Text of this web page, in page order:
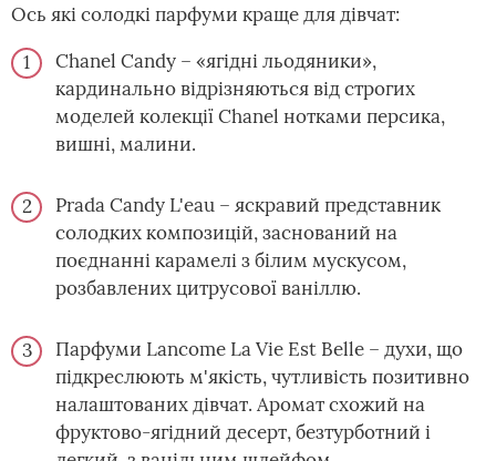
Ось які солодкі парфуми краще для дівчат:
Chanel Candy – «ягідні льодяники»,
кардинально відрізняються від строгих
моделей колекції Chanel нотками персика,
вишні, малини.
Prada Candy L'eau – яскравий представник
солодких композицій, заснований на
поєднанні карамелі з білим мускусом,
розбавлених цитрусової ваніллю.
Парфуми Lancome La Vie Est Belle – духи, що
підкреслюють м'якість, чутливість позитивно
налаштованих дівчат. Аромат схожий на
фруктово-ягідний десерт, безтурботний і